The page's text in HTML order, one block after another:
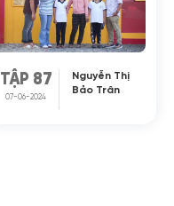
TẬP 87
07-06-2024
Nguyễn Thị
Bảo Trân